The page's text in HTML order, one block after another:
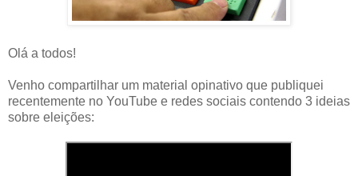
Olá a todos!
Venho compartilhar um material opinativo que publiquei
recentemente no YouTube e redes sociais contendo 3 ideias
sobre eleições: